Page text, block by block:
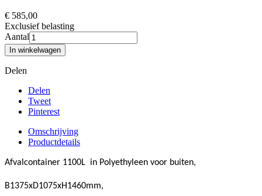
€ 585,00
Exclusief belasting
Aantal
In winkelwagen
Delen
Delen
Tweet
Pinterest
Omschrijving
Productdetails
Afvalcontainer 1100L in Polyethyleen voor buiten,
B1375xD1075xH1460mm,